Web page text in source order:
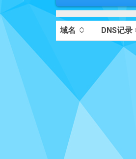
域名 DNS记录